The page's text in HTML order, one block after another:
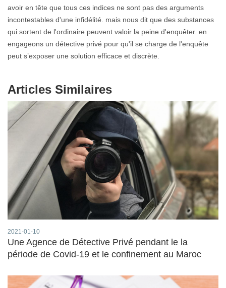
avoir en tête que tous ces indices ne sont pas des arguments
incontestables d'une infidélité. mais nous dit que des substances
qui sortent de l'ordinaire peuvent valoir la peine d'enquêter. en
engageons un détective privé pour qu'il se charge de l'enquête
peut s’exposer une solution efficace et discrète.
Articles Similaires
2021-01-10
Une Agence de Détective Privé pendant le la
période de Covid-19 et le confinement au Maroc